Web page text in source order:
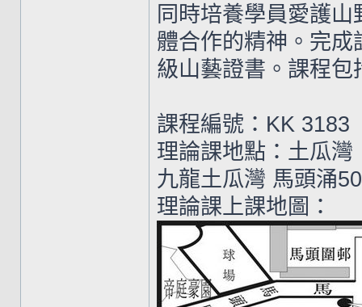
同時培養學員愛護
體合作的精神。完
級山藝證書。課程
課程編號：KK 3183
理論課地點：土瓜
九龍土瓜灣 馬頭涌
理論課上課地圖：